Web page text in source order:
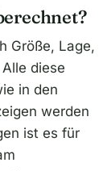
Größe, Lage,
diese
in den
werden
ist es für